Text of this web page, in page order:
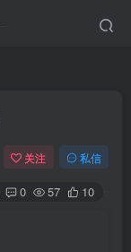
关注 私信
0 57 10